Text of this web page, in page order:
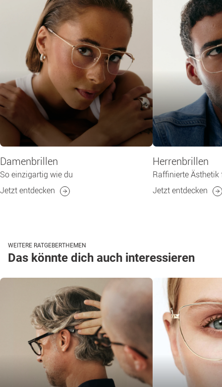
Damenbrillen
So einzigartig wie du
Jetzt entdecken
Herrenbrillen
Raffinierte Ästhetik
Jetzt entdecken
WEITERE RATGEBERTHEMEN
Das könnte dich auch interessieren